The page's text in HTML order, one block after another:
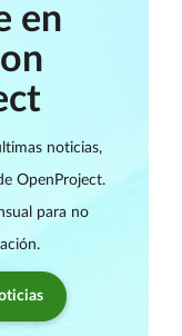
en
noticias,
OpenProject.
para no